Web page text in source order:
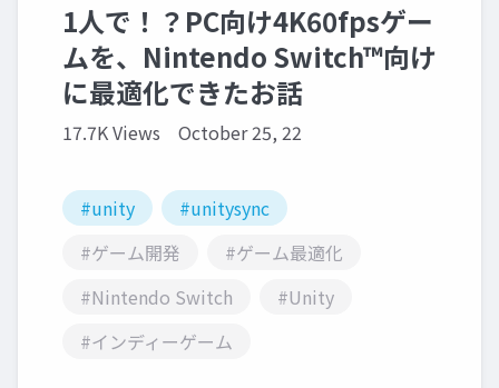
1人で！？PC向け4K60fpsゲー
ムを、Nintendo Switch™向け
に最適化できたお話
17.7K Views October 25, 22
#unity
#unitysync
#ゲーム開発
#ゲーム最適化
#Nintendo Switch
#Unity
#インディーゲーム